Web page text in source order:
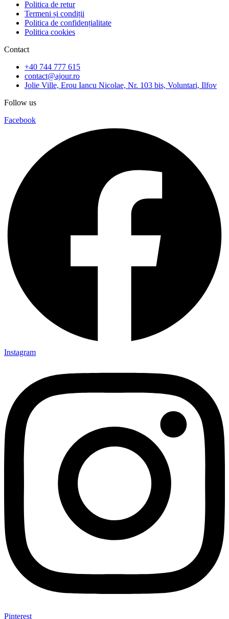
Politica de retur
Termeni și condiții
Politica de confidențialitate
Politica cookies
Contact
+40 744 777 615
contact@ajour.ro
Jolie Ville, Erou Iancu Nicolae, Nr. 103 bis, Voluntari, Ilfov
Follow us
Facebook
Instagram
Pinterest